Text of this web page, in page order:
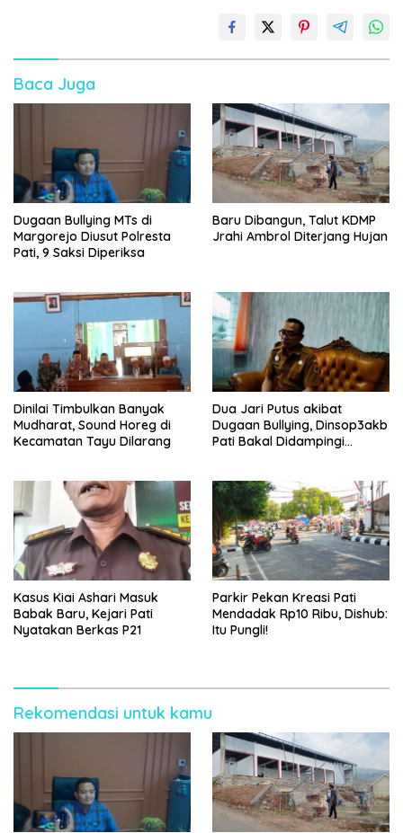
Baca Juga
Dugaan Bullying MTs di
Margorejo Diusut Polresta
Pati, 9 Saksi Diperiksa
Baru Dibangun, Talut KDMP
Jrahi Ambrol Diterjang Hujan
Dinilai Timbulkan Banyak
Mudharat, Sound Horeg di
Kecamatan Tayu Dilarang
Dua Jari Putus akibat
Dugaan Bullying, Dinsop3akb
Pati Bakal Didampingi
Kasus Kiai Ashari Masuk
Babak Baru, Kejari Pati
Nyatakan Berkas P21
Parkir Pekan Kreasi Pati
Mendadak Rp10 Ribu, Dishub:
Itu Pungli!
Rekomendasi untuk kamu